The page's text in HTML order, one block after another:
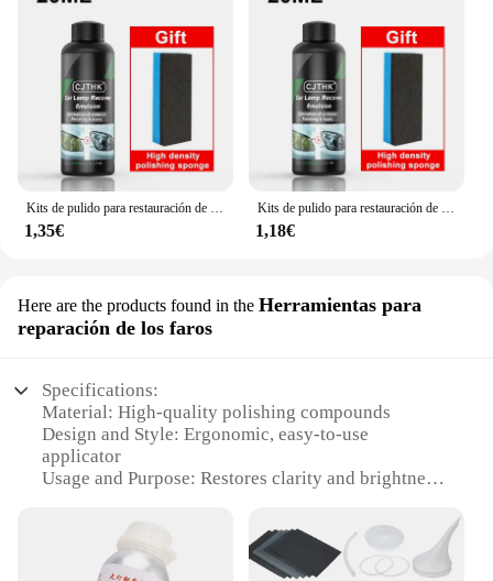
Kits de pulido para restauración de faros de coche, eliminador de arañazos, pasta de limpieza para reparación, elimina la oxidación, líquido para pulir faros
1,35€
Kits de pulido para restauración de faros de coche, pasta de limpieza para reparación de arañazos de faros delanteros, elimina la oxidación, líquido de pulido
1,18€
Here are the products found in the Herramientas para
reparación de los faros
Specifications:
Material: High-quality polishing compounds
Design and Style: Ergonomic, easy-to-use
applicator
Usage and Purpose: Restores clarity and brightness
Performance and Property: Effective on all types of
headlights
Parts and Accessories: Includes applicator and